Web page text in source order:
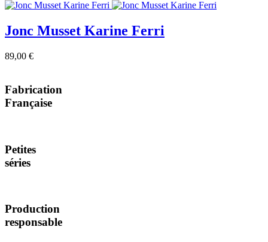
Jonc Musset Karine Ferri
89,00 €
Fabrication
Française
Petites
séries
Production
responsable